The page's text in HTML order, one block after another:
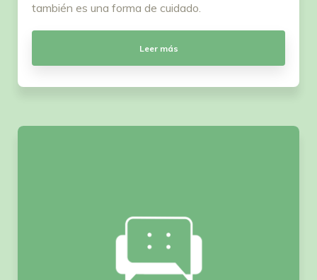
también es una forma de cuidado.
Leer más